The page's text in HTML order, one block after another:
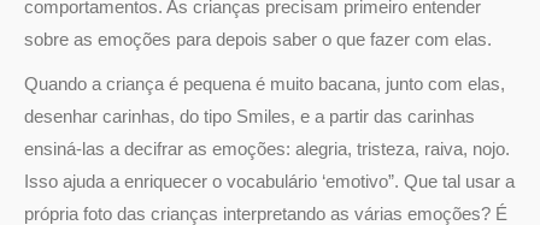
comportamentos. As crianças precisam primeiro entender
sobre as emoções para depois saber o que fazer com elas.
Quando a criança é pequena é muito bacana, junto com elas,
desenhar carinhas, do tipo Smiles, e a partir das carinhas
ensiná-las a decifrar as emoções: alegria, tristeza, raiva, nojo.
Isso ajuda a enriquecer o vocabulário ‘emotivo”. Que tal usar a
própria foto das crianças interpretando as várias emoções? É